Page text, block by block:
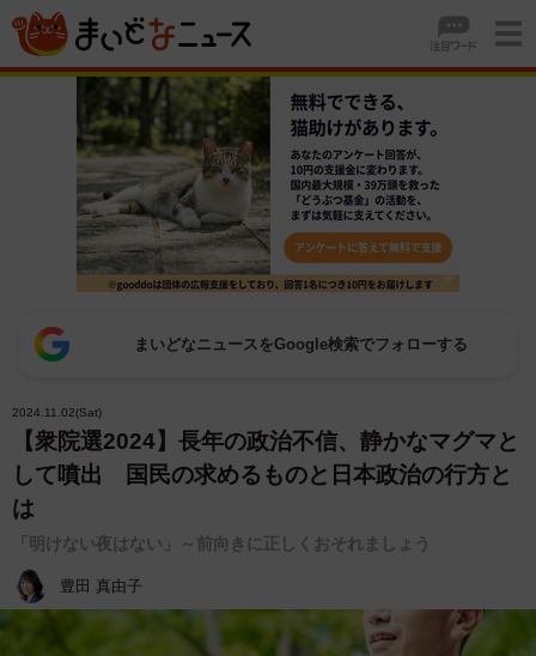
まいどなニュースをGoogle検索でフォローする
2024.11.02(Sat)
【衆院選2024】長年の政治不信、静かなマグマと
して噴出 国民の求めるものと日本政治の行方と
は
「明けない夜はない」～前向きに正しくおそれましょう
豊田 真由子